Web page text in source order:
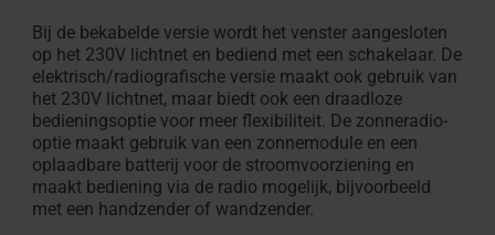
Bij de bekabelde versie wordt het venster aangesloten
op het 230V lichtnet en bediend met een schakelaar. De
elektrisch/radiografische versie maakt ook gebruik van
het 230V lichtnet, maar biedt ook een draadloze
bedieningsoptie voor meer flexibiliteit. De zonneradio-
optie maakt gebruik van een zonnemodule en een
oplaadbare batterij voor de stroomvoorziening en
maakt bediening via de radio mogelijk, bijvoorbeeld
met een handzender of wandzender.